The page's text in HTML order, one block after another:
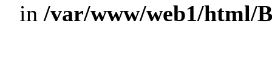
in/var/www/web1/html/